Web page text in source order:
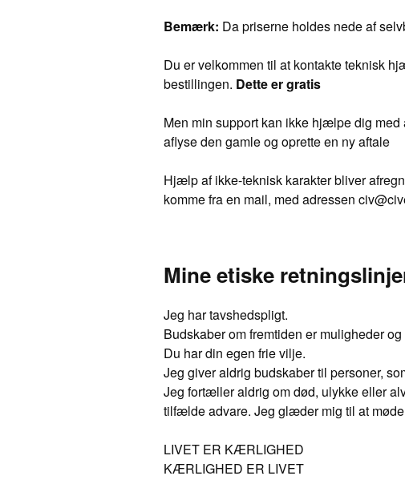
Bemærk: Da priserne holdes nede af
Du er velkommen til at kontakte teknisk
bestillingen. Dette er gratis
Men min support kan ikke hjælpe dig
aflyse den gamle og oprette en ny aftale
Hjælp af ikke-teknisk karakter bliver
komme fra en mail, med adressen
Mine etiske
Jeg har tavshedspligt.
Budskaber om fremtiden er muligheder
Du har din egen frie vilje.
Jeg giver aldrig budskaber til personer,
Jeg fortæller aldrig om død, ulykke eller
tilfælde advare. Jeg glæder mig til at
LIVET ER KÆRLIGHED
KÆRLIGHED ER LIVET